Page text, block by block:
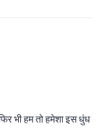
भी हम तो हमेशा इस धुंध